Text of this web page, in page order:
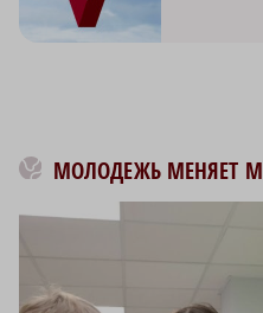
МОЛОДЕЖЬ МЕНЯЕТ